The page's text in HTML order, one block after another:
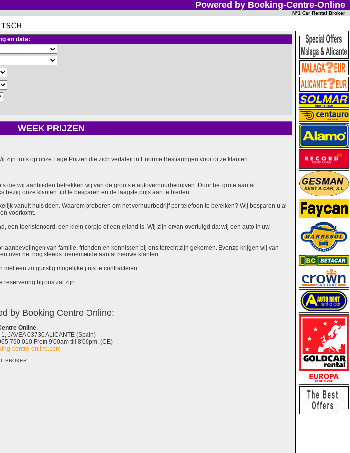
Powered by Booking-Centre-Online
N°1 Car Rental Broker
en data:
WEEK PRIJZEN
zijn trots op onze Lage Prijzen die zich vertalen in Enorme Besparingen voor onze klanten.
die wij aanbieden betrekken wij van de grootste autoverhuurbedrijven. Door het grote aantal
bezig onze klanten tijd te besparen en de laagste prijs aan te bieden.
vanuit huis doen. Waarom proberen om het verhuurbedrijf per telefoon te bereiken? Wij besparen u al
voorkomt.
een toeristenoord, een klein dorpje of een eiland is. Wij zijn ervan overtuigd dat wij een auto in uw
van familie, frienden en kennissen bij ons terecht zijn gekomen. Evenzo krijgen wij van
over het nog steeds toenemende aantal nieuwe klanten.
met een zo gunstig mogelijke prijs te contracteren.
reservering bij ons zal zijn.
by Booking Centre Online:
Online,
JAVEA 03730 ALICANTE (Spain)
790 010 From 9'00am till 8'00pm. (CE)
centre-online.com
BROKER